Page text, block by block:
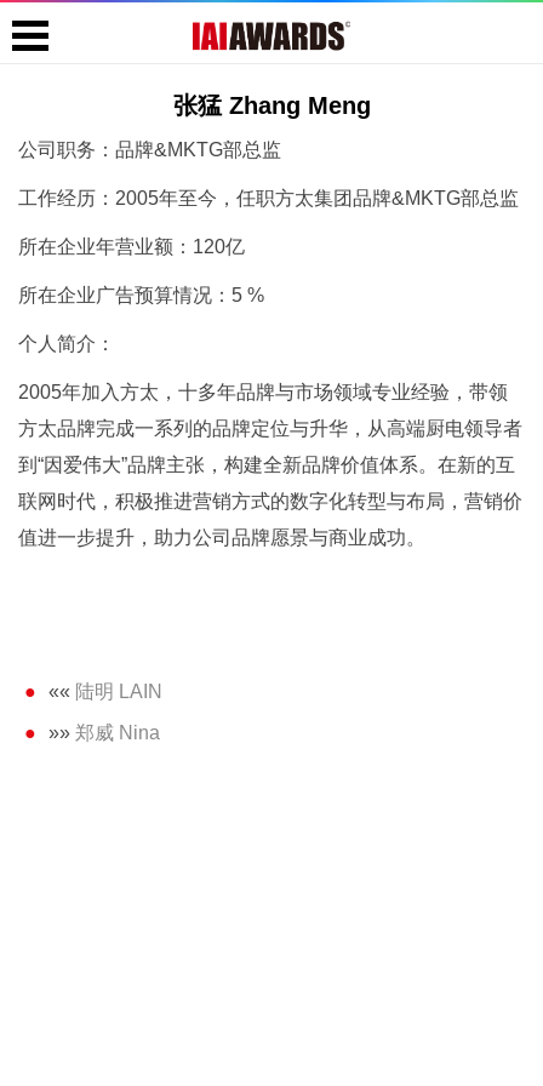
张猛 Zhang Meng
公司职务：品牌&MKTG部总监
工作经历：2005年至今，任职方太集团品牌&MKTG部总监
所在企业年营业额：120亿
所在企业广告预算情况：5 %
个人简介：
2005年加入方太，十多年品牌与市场领域专业经验，带领
方太品牌完成一系列的品牌定位与升华，从高端厨电领导者
到“因爱伟大”品牌主张，构建全新品牌价值体系。在新的互
联网时代，积极推进营销方式的数字化转型与布局，营销价
值进一步提升，助力公司品牌愿景与商业成功。
«« 陆明 LAIN
»» 郑威 Nina